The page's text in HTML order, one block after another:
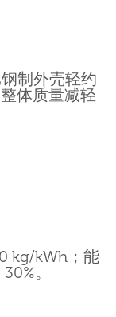
制外壳轻约
体质量减轻
kg/kWh；能
。